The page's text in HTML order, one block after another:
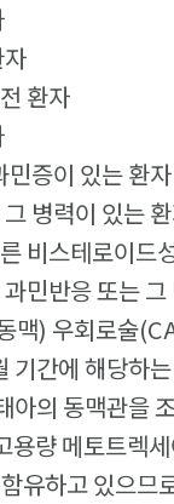
환자
민증이 있는 환자
병력이 있는
비스테로이드
민반응 또는
맥) 우회로술
기간에 해당하
아의 동맥관을
용량 메토트렉
함유하고 있으